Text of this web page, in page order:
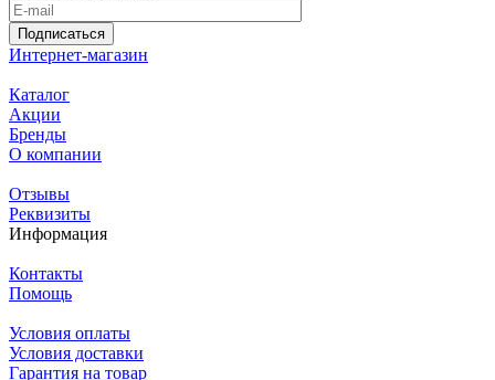
Подписаться
Интернет-магазин
Каталог
Акции
Бренды
О компании
Отзывы
Реквизиты
Информация
Контакты
Помощь
Условия оплаты
Условия доставки
Гарантия на товар